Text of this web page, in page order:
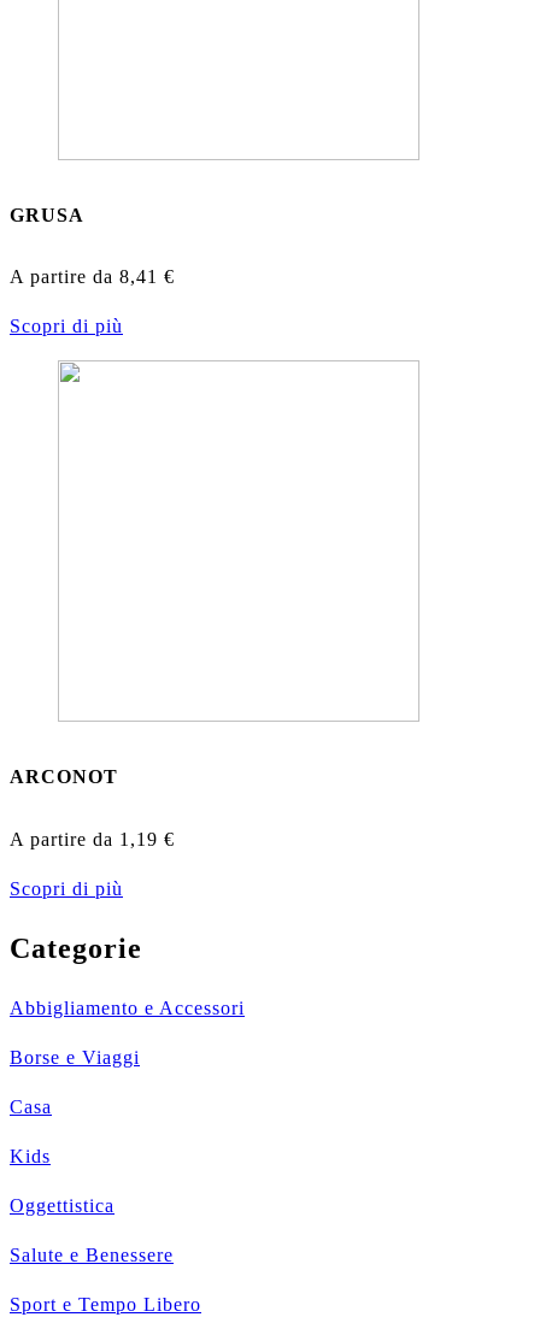
GRUSA
A partire da 8,41 €
Scopri di più
ARCONOT
A partire da 1,19 €
Scopri di più
Categorie
Abbigliamento e Accessori
Borse e Viaggi
Casa
Kids
Oggettistica
Salute e Benessere
Sport e Tempo Libero